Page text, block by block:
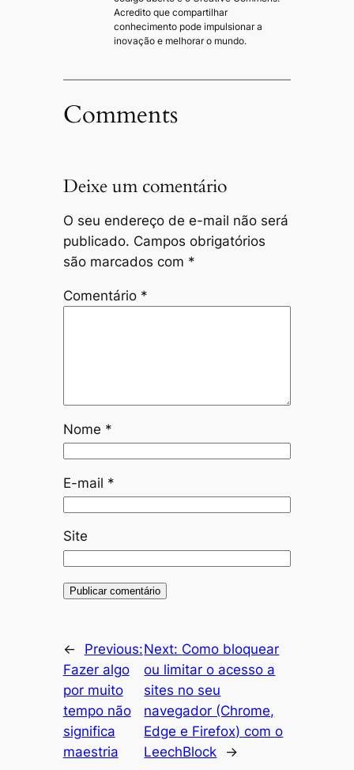
Acredito que compartilhar
conhecimento pode impulsionar a
inovação e melhorar o mundo.
Comments
Deixe um comentário
O seu endereço de e-mail não será
publicado. Campos obrigatórios
são marcados com *
Comentário *
Nome *
E-mail *
Site
←
Previous:
Fazer algo
por muito
tempo não
significa
maestria
Next: Como bloquear
ou limitar o acesso a
sites no seu
navegador (Chrome,
Edge e Firefox) com o
LeechBlock
→